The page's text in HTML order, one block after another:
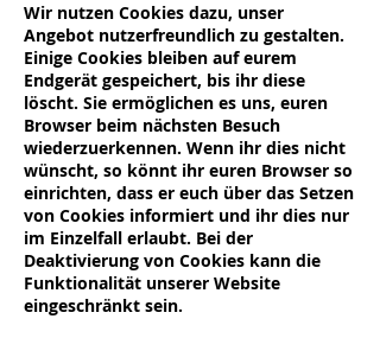
Wir nutzen Cookies dazu, unser
Angebot nutzerfreundlich zu gestalten.
Einige Cookies bleiben auf eurem
Endgerät gespeichert, bis ihr diese
löscht. Sie ermöglichen es uns, euren
Browser beim nächsten Besuch
wiederzuerkennen. Wenn ihr dies nicht
wünscht, so könnt ihr euren Browser so
einrichten, dass er euch über das Setzen
von Cookies informiert und ihr dies nur
im Einzelfall erlaubt. Bei der
Deaktivierung von Cookies kann die
Funktionalität unserer Website
eingeschränkt sein.